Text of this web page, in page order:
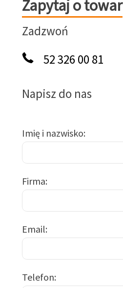
Zapytaj o towar
Zadzwoń
52 326 00 81
Napisz do nas
Imię i nazwisko
Firma
Email
Telefon